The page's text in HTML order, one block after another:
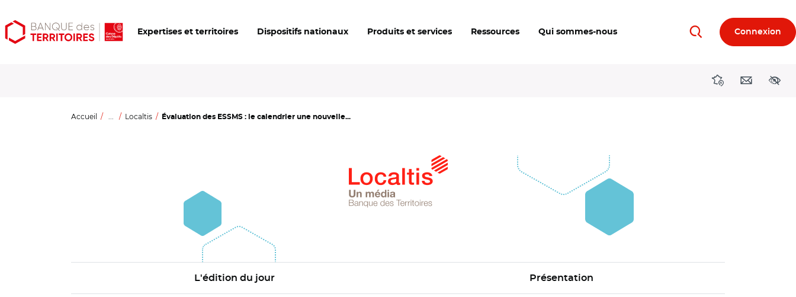
Aller
au
Aller
au
Ouvrir
les
Expertises et territoires Dispositifs nationaux Produits et services Ressources Qui sommes-nous RechercherConnexion
DirectionsContact
Accueil ... Localtis Évaluation des ESSMS : le calendrier une nouvelle...
L'édition du jour Présentation